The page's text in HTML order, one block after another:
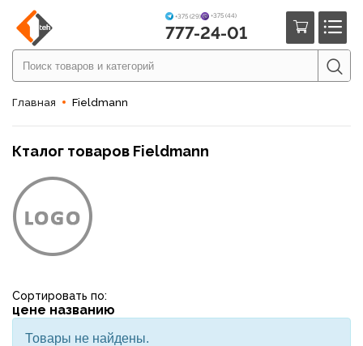
+375 (29) +375 (44)
777-24-01
Главная Fieldmann
Кталог товаров Fieldmann
Сортировать по:
цене названию
Товары не найдены.